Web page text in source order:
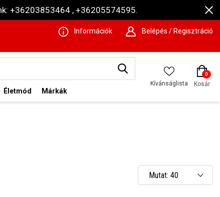
+36203853464 , +36205574595.
Információk Belépés / Regisztráció
Életmód Márkák
Kívánságlista
0
Kosár
Mutat: 40